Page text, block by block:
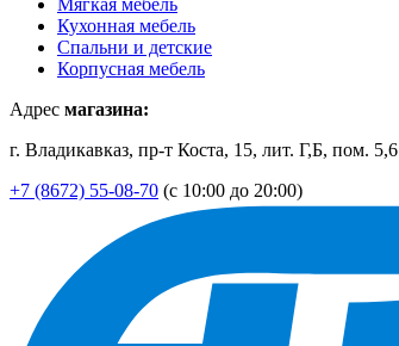
Мягкая мебель
Кухонная мебель
Спальни и детские
Корпусная мебель
Адрес магазина:
г. Владикавказ, пр-т Коста, 15, лит. Г,Б, пом. 5,6
+7 (8672) 55-08-70 (с 10:00 до 20:00)